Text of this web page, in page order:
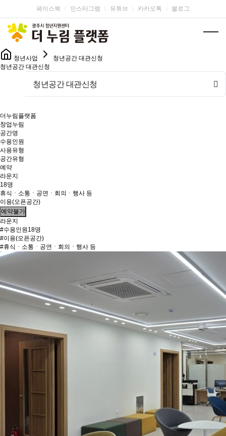
페이스북 인스타그램 유튜브 카카오톡 블로그
청년사업
청년공간 대관신청
청년공간 대관신청
청년공간 대관신청
더누림플랫폼
창업누림
공간명
수용인원
사용유형
공간유형
예약
라운지
18명
휴식ㆍ소통ㆍ공연ㆍ회의ㆍ행사 등
이용(오픈공간)
예약불가
라운지
#수용인원18명
#이용(오픈공간)
#휴식ㆍ소통ㆍ공연ㆍ회의ㆍ행사 등